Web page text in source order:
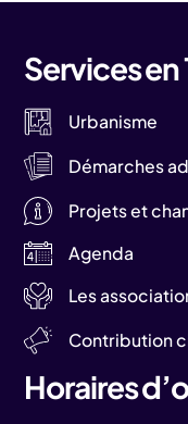
Services en
Urbanisme
Démarches
Projets et
Agenda
Les
Contribution
Horaires